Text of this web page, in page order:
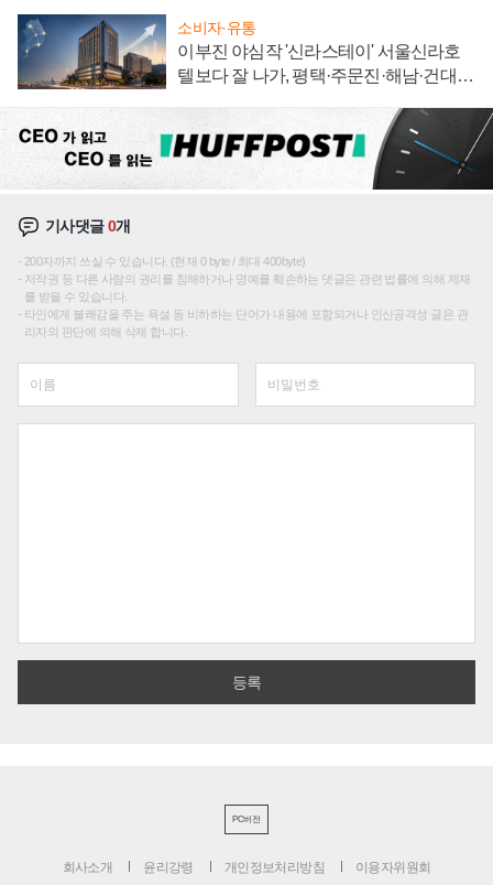
소비자·유통
이부진 야심작 '신라스테이' 서울신라호
텔보다 잘 나가, 평택·주문진·해남·건대로
기사댓글0개
200자까지 쓰실 수 있습니다. (현재 0 byte / 최대 400byte)
저작권 등 다른 사람의 권리를 침해하거나 명예를 훼손하는 댓글은 관련 법률에 의해 제재
를 받을 수 있습니다.
타인에게 불쾌감을 주는 욕설 등 비하하는 단어가 내용에 포함되거나 인신공격성 글은 관
리자의 판단에 의해 삭제 합니다.
PC버전
회사소개 윤리강령 개인정보처리방침 이용자위원회